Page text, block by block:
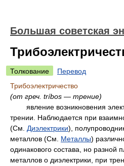
Большая советская
Толкование
Перевод
Трибоэлектричество
(от греч. tríbos — трение)
явление возникновения
трении. Наблюдается при
(См. Диэлектрики),
металлов (См. Металлы)
одинакового состава, но разной
металлов о диэлектрики, при